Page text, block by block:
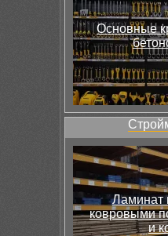
Основные
Ламинат
ковровыми
и